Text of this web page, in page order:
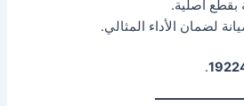
بقطع أصلية.
لضمان الأداء المثالي.
.